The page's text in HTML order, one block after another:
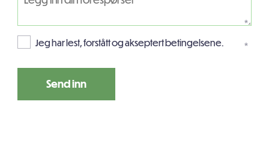
*
Jeg har lest, forstått og akseptert betingelsene. *